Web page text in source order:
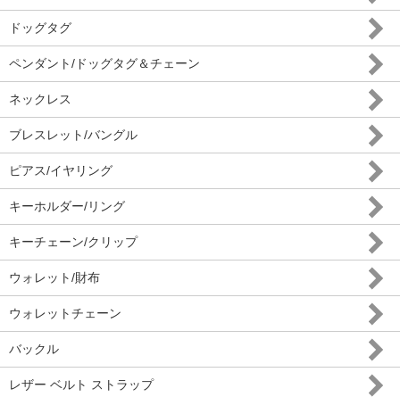
ドッグタグ
ペンダント/ドッグタグ＆チェーン
ネックレス
ブレスレット/バングル
ピアス/イヤリング
キーホルダー/リング
キーチェーン/クリップ
ウォレット/財布
ウォレットチェーン
バックル
レザー ベルト ストラップ